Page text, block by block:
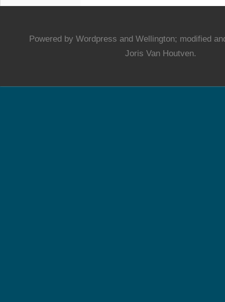
Powered by Wordpress and Wellington; modified
Joris Van Houtven.